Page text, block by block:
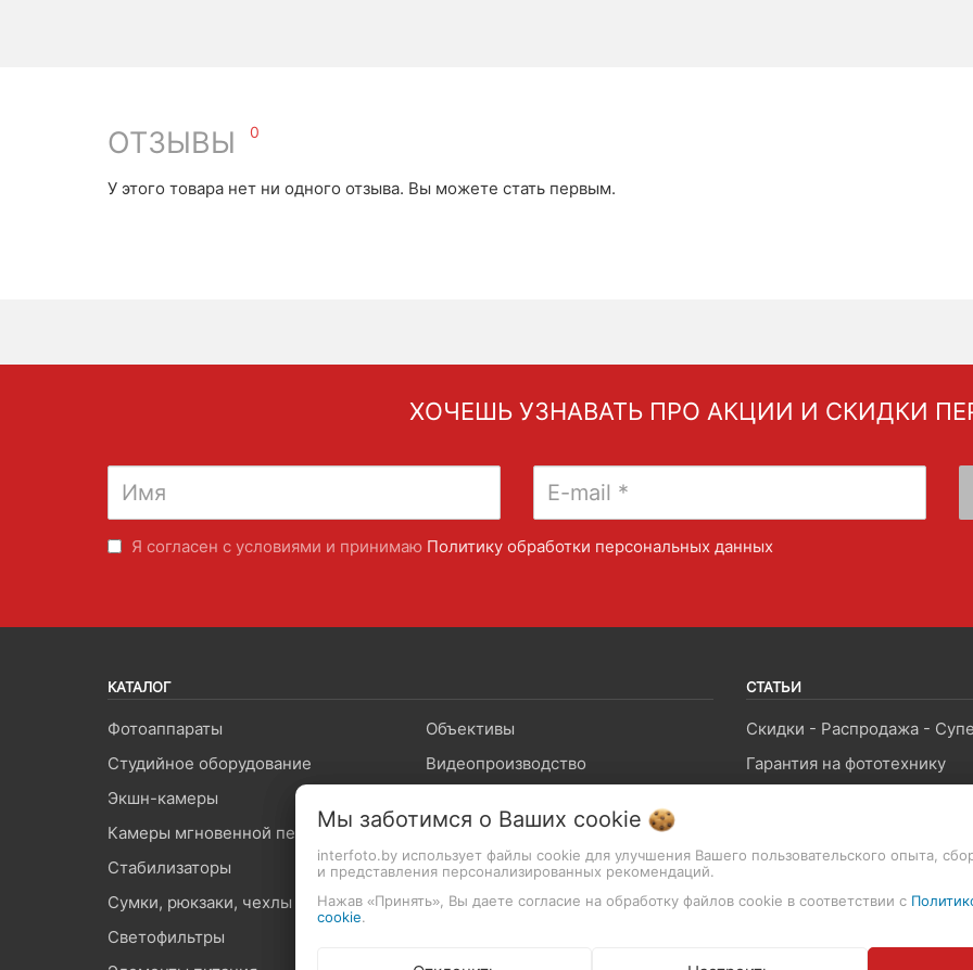
ОТЗЫВЫ 0
У этого товара нет ни одного отзыва. Вы можете стать первым.
ХОЧЕШЬ УЗНАВАТЬ ПРО АКЦИИ И СКИДКИ
Я согласен с условиями и принимаю Политику обработки персональных данных
КАТАЛОГ
Фотоаппараты
Объективы
Студийное оборудование
Видеопроизводство
Экшн-камеры
Камеры мгновенной печати
Штативы и крепления
Стабилизаторы
Микрофоны и звук
Сумки, рюкзаки, чехлы
Карты памяти
Светофильтры
СТАТЬИ
Гарантия на фототехнику
Возврат и обмен товара
Производители и
Мы заботимся о Ваших cookie
interfoto.by использует файлы cookie для улучшения Вашего пользовательского опыта,
и представления персонализированных рекомендаций.
Нажав «Принять», Вы даете согласие на обработку файлов cookie в соответствии с
cookie.